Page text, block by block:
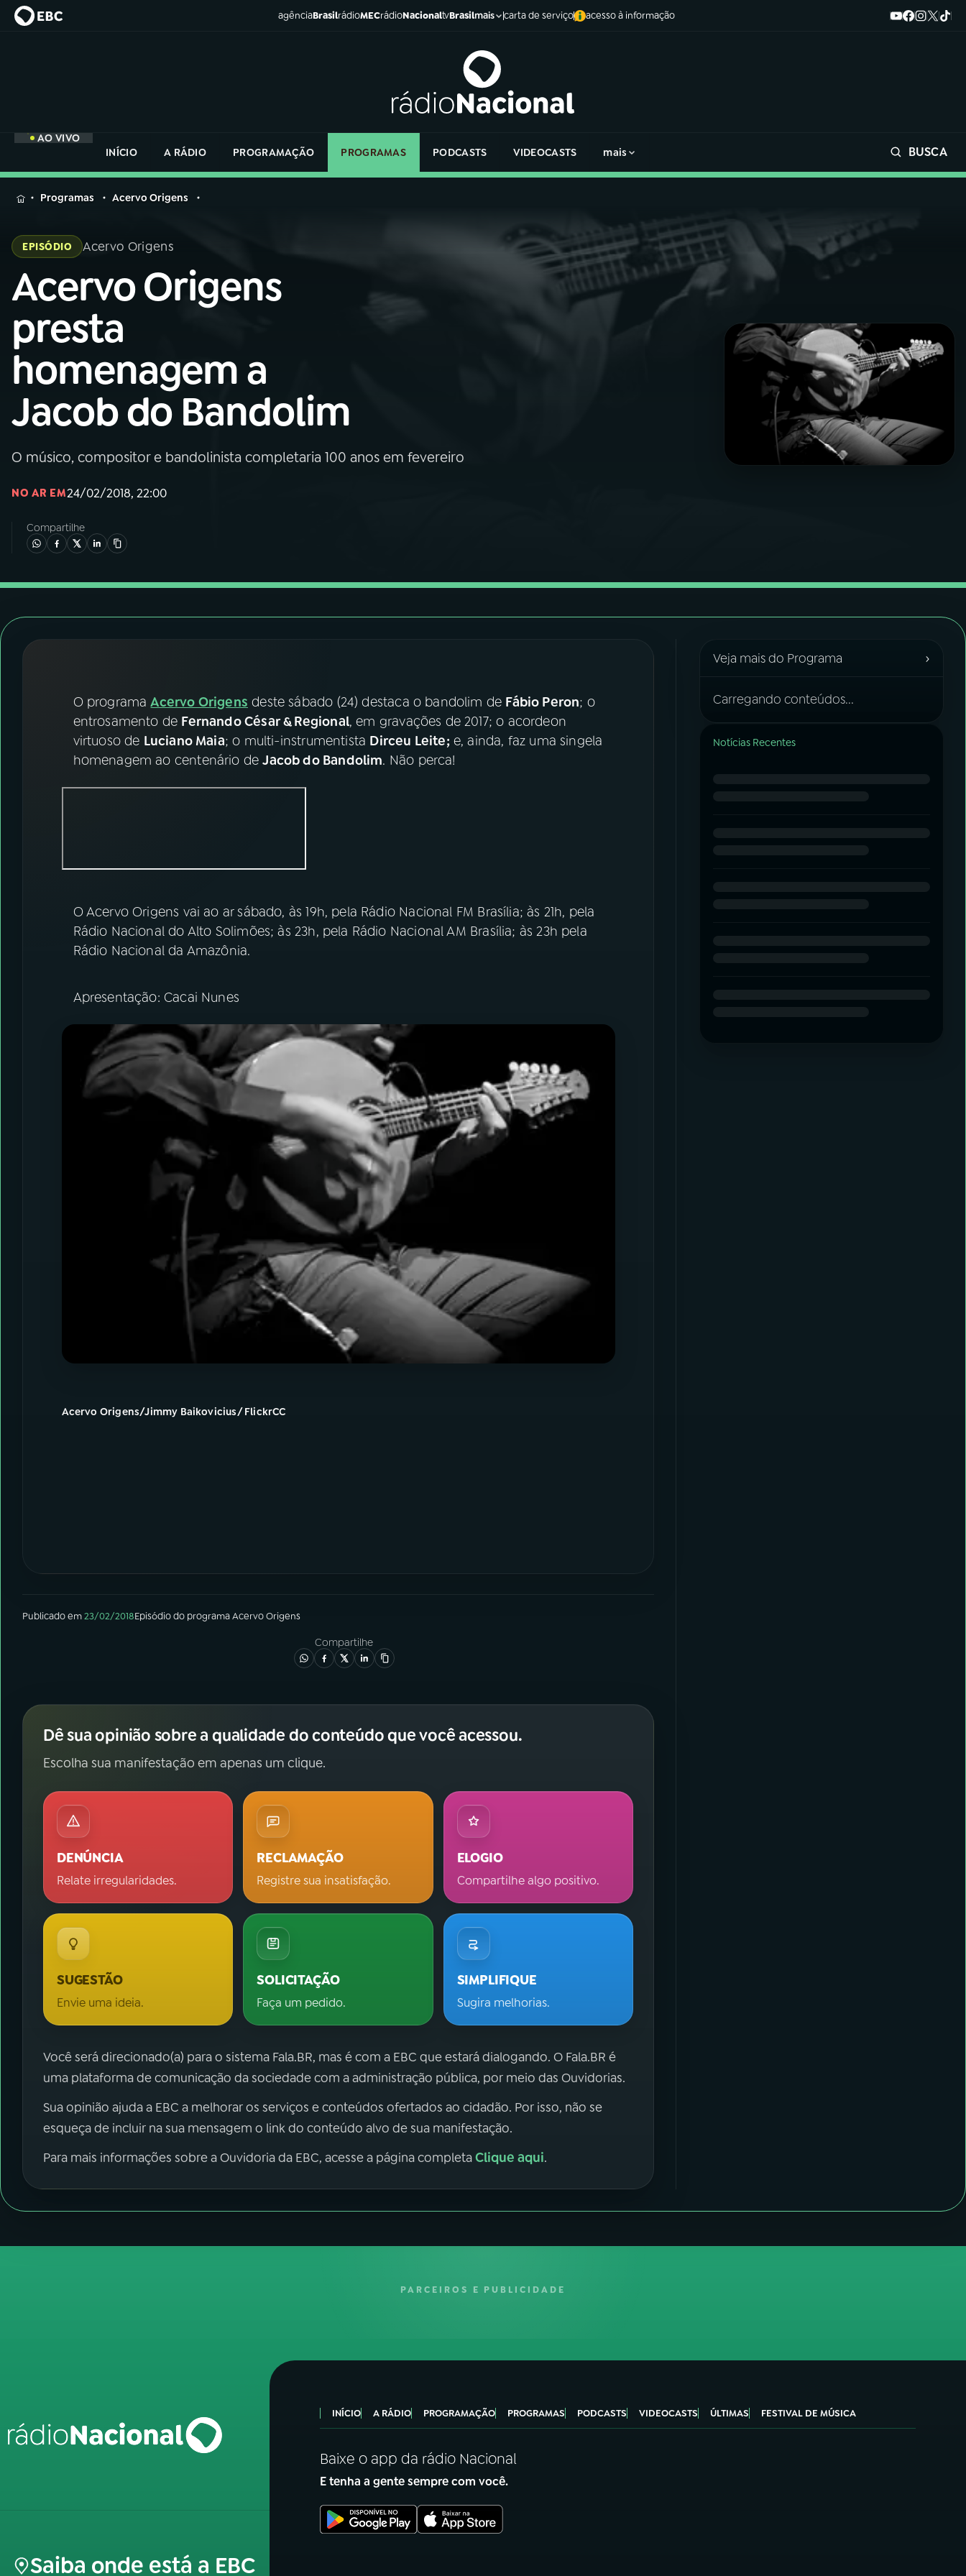
agênciaBrasilrádioMECrádioNacionaltvBrasilmais carta de serviço acesso à informação
AO VIVO
INÍCIO
A RÁDIO PROGRAMAÇÃO PROGRAMAS PODCASTS VIDEOCASTS mais BUSCA
MENU
Buscar
na
Rádio
Nacional
01 INÍCIO
02A RÁDIO
03PROGRAMAÇÃO
05PODCASTS
FESTIVAL DE MÚSICA
ACOMPANHE A RÁDIO NACIONAL
na
Rádio
Programas Acervo Origens
EPISÓDIO Acervo Origens
Acervo Origens
presta
homenagem a
Jacob do Bandolim
O músico, compositor e bandolinista completaria 100 anos em fevereiro
NO AR EM24/02/2018, 22:00
Compartilhe
O programaAcervo Origens deste sábado (24) destaca o bandolim de Fábio Peron; o
entrosamento de Fernando César & Regional, em gravações de 2017; o acordeon
virtuoso de Luciano Maia; o multi-instrumentista Dirceu Leite;e, ainda, faz uma singela
homenagem ao centenário deJacob do Bandolim. Não perca!
O Acervo Origens vai ao ar sábado, às 19h, pela Rádio Nacional FM Brasília; às 21h, pela
Rádio Nacional do Alto Solimões; às 23h, pela Rádio Nacional AM Brasília; às 23h pela
Rádio Nacional da Amazônia.
Apresentação: Cacai Nunes
Acervo Origens/Jimmy Baikovicius/ FlickrCC
Publicado em23/02/2018Episódiodo programaAcervo Origens
Compartilhe
Dê sua opinião sobre a qualidade do conteúdo que você acessou.
Escolha sua manifestação em apenas um clique.
DENÚNCIA
Relate irregularidades.
RECLAMAÇÃO
Registre sua insatisfação.
ELOGIO
Compartilhe algo positivo.
SUGESTÃO
Envie uma ideia.
SOLICITAÇÃO
Faça um pedido.
SIMPLIFIQUE
Sugira melhorias.
Você será direcionado(a) para o sistema Fala.BR, mas é com a EBC que estará dialogando. O Fala.BR é
uma plataforma de comunicação da sociedade com a administração pública, por meio das Ouvidorias.
Sua opinião ajuda a EBC a melhorar os serviços e conteúdos ofertados ao cidadão. Por isso, não se
esqueça de incluir na sua mensagem o link do conteúdo alvo de sua manifestação.
Para mais informações sobre a Ouvidoria da EBC, acesse a página completaClique aqui.
Veja mais do Programa ›
Carregando conteúdos...
Notícias Recentes
PARCEIROS E PUBLICIDADE
Saiba onde está a EBC
INÍCIO A RÁDIO PROGRAMAÇÃO PROGRAMAS PODCASTS VIDEOCASTS ÚLTIMAS FESTIVAL DE MÚSICA
Baixe o app da rádio Nacional
E tenha a gente sempre com você.